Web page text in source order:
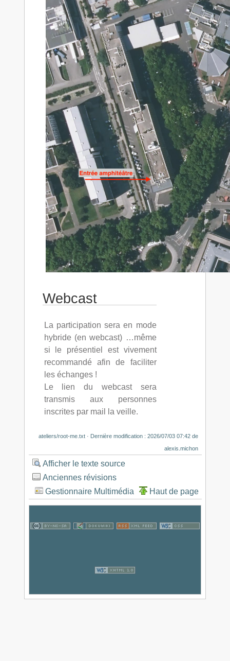
Webcast
La participation sera en mode
hybride (en webcast) …même
si le présentiel est vivement
recommandé afin de faciliter
les échanges !
Le lien du webcast sera
transmis aux personnes
inscrites par mail la veille.
ateliers/root-me.txt · Dernière modification :2026/07/03 07:42 de
alexis.michon
Afficher le texte source
Anciennes révisions
Gestionnaire Multimédia
Haut de page